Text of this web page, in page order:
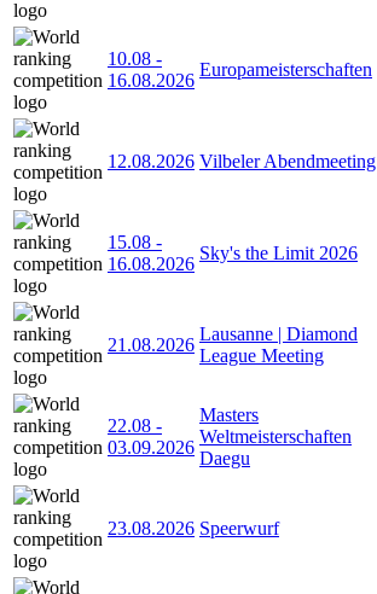
10.08 -
16.08.2026
Europameisterschaften
12.08.2026 Vilbeler Abendmeeting
15.08 -
16.08.2026
Sky's the Limit 2026
21.08.2026
Lausanne | Diamond
League Meeting
22.08 -
03.09.2026
Masters
Weltmeisterschaften
Daegu
23.08.2026 Speerwurf